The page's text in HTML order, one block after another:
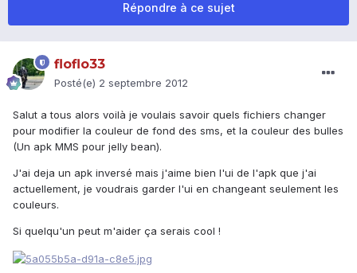
Répondre à ce sujet
floflo33
Posté(e) 2 septembre 2012
Salut a tous alors voilà je voulais savoir quels fichiers changer
pour modifier la couleur de fond des sms, et la couleur des bulles
(Un apk MMS pour jelly bean).
J'ai deja un apk inversé mais j'aime bien l'ui de l'apk que j'ai
actuellement, je voudrais garder l'ui en changeant seulement les
couleurs.
Si quelqu'un peut m'aider ça serais cool !